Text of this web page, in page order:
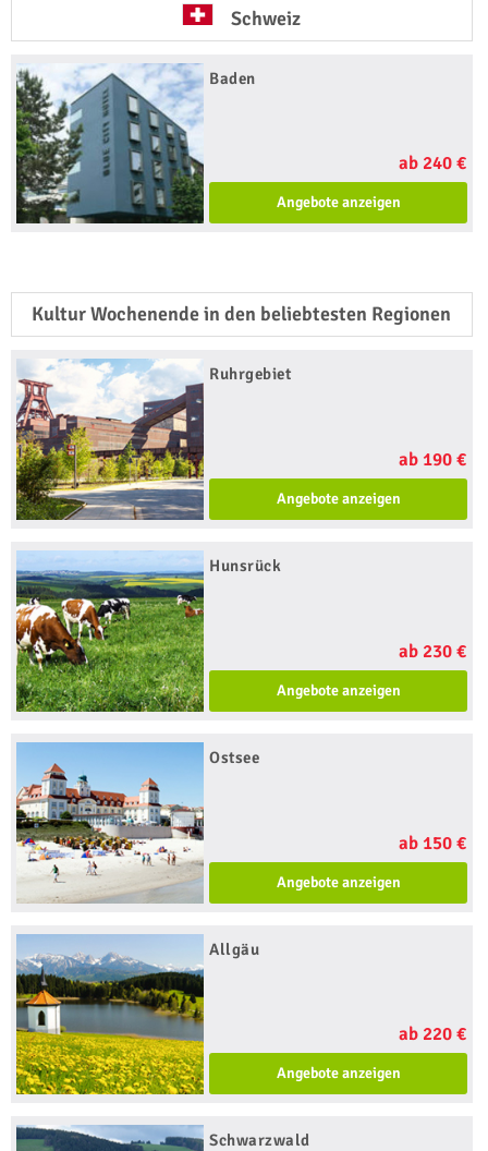
Schweiz
Baden
ab 240 €
Angebote anzeigen
Kultur Wochenende in den beliebtesten Regionen
Ruhrgebiet
ab 190 €
Angebote anzeigen
Hunsrück
ab 230 €
Angebote anzeigen
Ostsee
ab 150 €
Angebote anzeigen
Allgäu
ab 220 €
Angebote anzeigen
Schwarzwald